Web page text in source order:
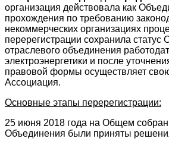
организация действовала как
прохождения по требованию
некоммерческих организациях
перерегистрации сохранила статус
отраслевого объединения
электроэнергетики и после
правовой формы осуществляет свою
Ассоциация.
Основные этапы перерегистрации:
25 июня 2018 года на Общем
Объединения были приняты